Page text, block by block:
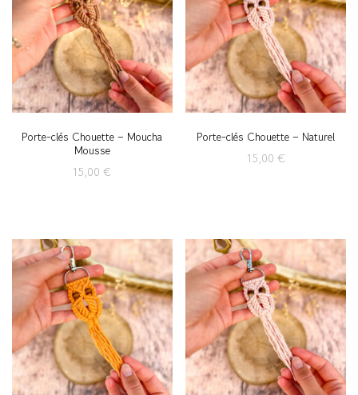
Porte-clés Chouette – Moucha
Mousse
15,00€
Porte-clés Chouette – Naturel
15,00 €